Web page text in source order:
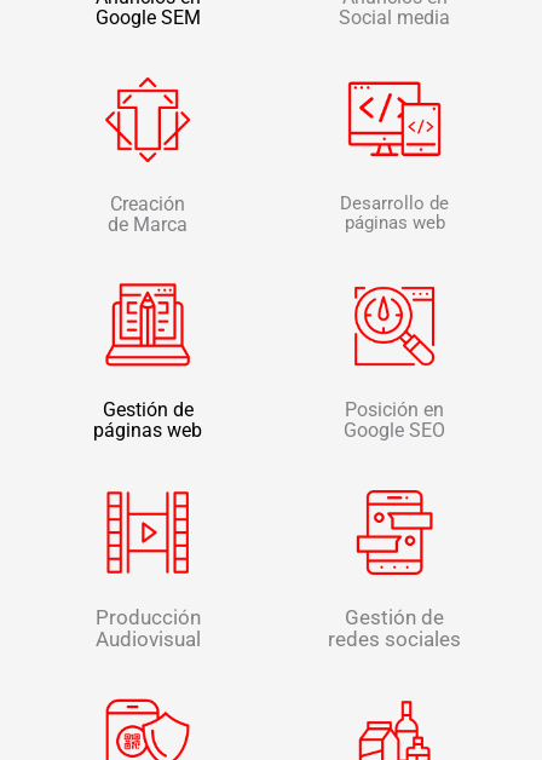
Google SEM
Social media
Creación
de Marca
Desarrollo de
páginas web
Gestión de
páginas web
Posición en
Google SEO
Producción
Audiovisual
Gestión de
redes sociales